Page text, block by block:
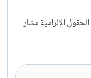
الحقول الإلزامية مشار